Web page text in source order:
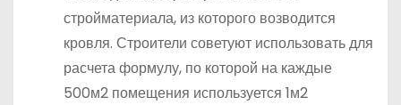
стройматериала, из которого возводится
кровля. Строители советуют использовать для
расчета формулу, по которой на каждые
500м2 помещения используется 1м2